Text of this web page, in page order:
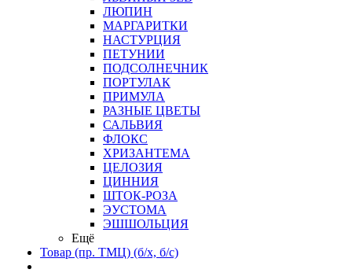
ЛЮПИН
МАРГАРИТКИ
НАСТУРЦИЯ
ПЕТУНИИ
ПОДСОЛНЕЧНИК
ПОРТУЛАК
ПРИМУЛА
РАЗНЫЕ ЦВЕТЫ
САЛЬВИЯ
ФЛОКС
ХРИЗАНТЕМА
ЦЕЛОЗИЯ
ЦИННИЯ
ШТОК-РОЗА
ЭУСТОМА
ЭШШОЛЬЦИЯ
Ещё
Товар (пр. ТМЦ) (б/х, б/с)